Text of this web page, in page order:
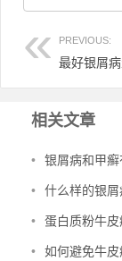
PREVIOUS:
相关文章
• 银屑病和甲
• 什么样的银
• 蛋白质粉牛
• 如何避免牛